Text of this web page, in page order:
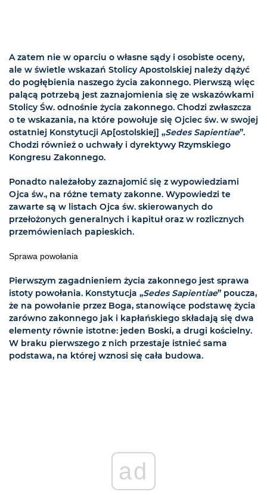
A zatem nie w oparciu o własne sądy i osobiste oceny,
ale w świetle wskazań Stolicy Apostolskiej należy dążyć
do pogłębienia naszego życia zakonnego. Pierwszą więc
palącą potrzebą jest zaznajomienia się ze wskazówkami
Stolicy Św. odnośnie życia zakonnego. Chodzi zwłaszcza
o te wskazania, na które powołuje się Ojciec św. w swojej
ostatniej Konstytucji Ap[ostolskiej] „Sedes Sapientiae”.
Chodzi również o uchwały i dyrektywy Rzymskiego
Kongresu Zakonnego.
Ponadto należałoby zaznajomić się z wypowiedziami
Ojca św., na różne tematy zakonne. Wypowiedzi te
zawarte są w listach Ojca św. skierowanych do
przełożonych generalnych i kapituł oraz w rozlicznych
przemówieniach papieskich.
Sprawa powołania
Pierwszym zagadnieniem życia zakonnego jest sprawa
istoty powołania. Konstytucja „Sedes Sapientiae” poucza,
że na powołanie przez Boga, stanowiące podstawę życia
zarówno zakonnego jak i kapłańskiego składają się dwa
elementy równie istotne: jeden Boski, a drugi kościelny.
W braku pierwszego z nich przestaje istnieć sama
podstawa, na której wznosi się cała budowa.
ad